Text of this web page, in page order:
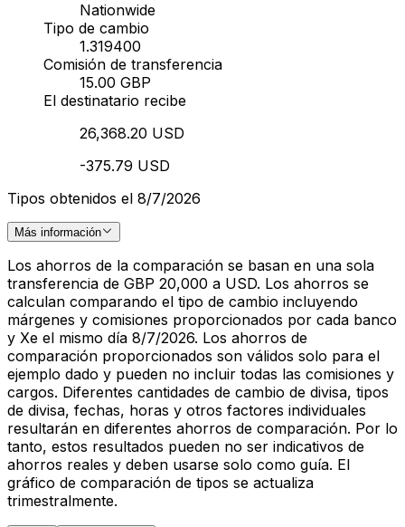
Nationwide
Tipo de cambio
1.319400
Comisión de transferencia
15.00 GBP
El destinatario recibe
26,368.20 USD
-375.79 USD
Tipos obtenidos el 8/7/2026
Más información
Los ahorros de la comparación se basan en una sola
transferencia de GBP 20,000 a USD. Los ahorros se
calculan comparando el tipo de cambio incluyendo
márgenes y comisiones proporcionados por cada banco
y Xe el mismo día 8/7/2026. Los ahorros de
comparación proporcionados son válidos solo para el
ejemplo dado y pueden no incluir todas las comisiones y
cargos. Diferentes cantidades de cambio de divisa, tipos
de divisa, fechas, horas y otros factores individuales
resultarán en diferentes ahorros de comparación. Por lo
tanto, estos resultados pueden no ser indicativos de
ahorros reales y deben usarse solo como guía. El
gráfico de comparación de tipos se actualiza
trimestralmente.